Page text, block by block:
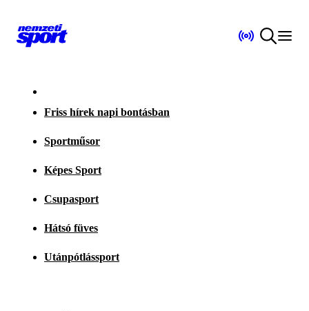
Friss hírek napi bontásban
Sportműsor
Képes Sport
Csupasport
Hátsó füves
Utánpótlássport